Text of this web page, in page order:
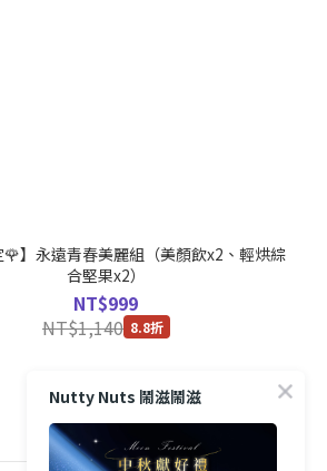
🌹】永遠青春美麗組（美顏飲x2、輕烘綜
合堅果x2）
NT$999
NT$1,140 8.8折
Nutty Nuts 鬧滋鬧滋